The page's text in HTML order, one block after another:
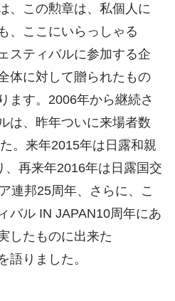
、この勲章は、私個人に
、ここにいらっしゃる
スティバルに参加する企
体に対して贈られたもの
ます。2006年から継続さ
は、昨年ついに来場者数
。来年2015年は日露和親
再来年2016年は日露国交
連邦25周年、さらに、こ
バル IN JAPAN10周年にあ
したものに出来た
語りました。